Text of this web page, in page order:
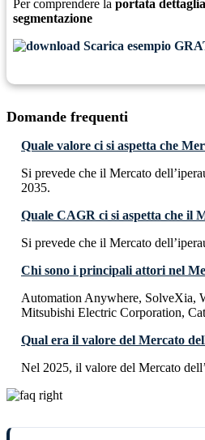
Per comprendere la portata
segmentazione
Scarica esempio
Domande frequenti
Quale valore ci si aspetta che
Si prevede che il Mercato
2035.
Quale CAGR ci si aspetta che il
Si prevede che il Mercato
Chi sono i principali attori nel
Automation Anywhere,
Mitsubishi Electric Corporation,
Qual era il valore del Mercato
Nel 2025, il valore del Mercato